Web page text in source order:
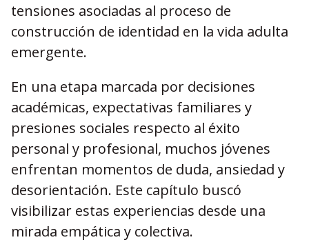
tensiones asociadas al proceso de
construcción de identidad en la vida adulta
emergente.
En una etapa marcada por decisiones
académicas, expectativas familiares y
presiones sociales respecto al éxito
personal y profesional, muchos jóvenes
enfrentan momentos de duda, ansiedad y
desorientación. Este capítulo buscó
visibilizar estas experiencias desde una
mirada empática y colectiva.